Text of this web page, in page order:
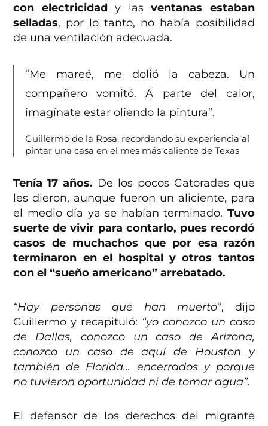
con electricidady lasventanas estaban
selladas, por lo tanto, no había posibilidad
de una ventilación adecuada.
“Me mareé, me dolió la cabeza. Un
compañero vomitó. A parte del calor,
imagínate estar oliendo la pintura”.
Guillermo de la Rosa, recordando su experiencia al
pintar una casa en el mes más caliente de Texas
Tenía 17 años. De los pocos Gatorades que
les dieron, aunque fueron un aliciente, para
el medio día ya se habían terminado. Tuvo
suerte de vivir para contarlo, pues recordó
casos de muchachos que por esa razón
terminaron en el hospital y otros tantos
con el “sueño americano” arrebatado.
“Hay personas que han muerto“, dijo
Guillermo y recapituló: “yo conozco un caso
de Dallas, conozco un caso de Arizona,
conozco un caso de aquí de Houston y
también de Florida… encerrados y porque
no tuvieron oportunidad ni de tomar agua”.
El defensor de los derechos del migrante